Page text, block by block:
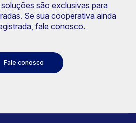
são exclusivas para
Se sua cooperativa ainda
fale conosco.
Fale conosco